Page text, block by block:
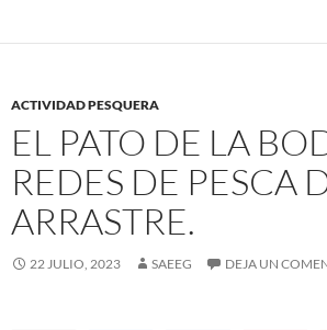
ACTIVIDAD PESQUERA
EL PATO DE LA
REDES DE PESCA
ARRASTRE.
22 JULIO, 2023 SAEEG DEJA UN